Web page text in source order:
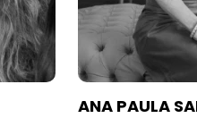
ANA PAULA